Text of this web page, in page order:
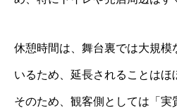
休憩時間は、舞台裏では大規模
いるため、延長されることはほ
そのため、観客側としては「実